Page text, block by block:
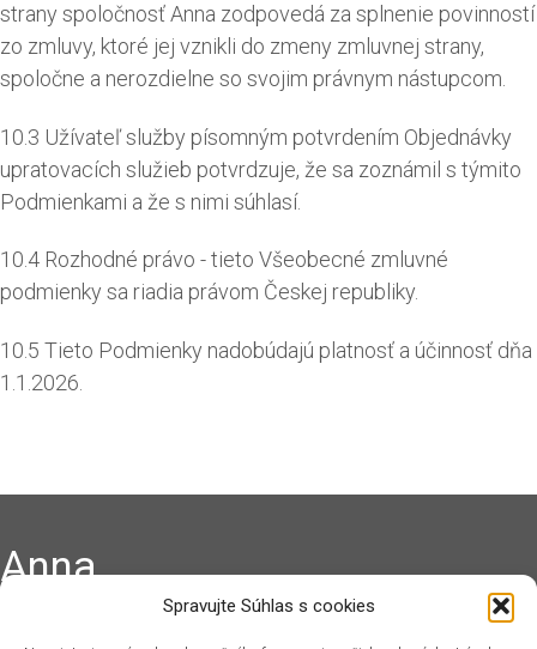
Spravujte Súhlas s cookies
strany spoločnosť Anna zodpovedá za splnenie povinností
zo zmluvy, ktoré jej vznikli do zmeny zmluvnej strany,
spoločne a nerozdielne so svojim právnym nástupcom.
10.3 Užívateľ služby písomným potvrdením Objednávky
upratovacích služieb potvrdzuje, že sa zoznámil s týmito
Podmienkami a že s nimi súhlasí.
10.4 Rozhodné právo - tieto Všeobecné zmluvné
podmienky sa riadia právom Českej republiky.
10.5 Tieto Podmienky nadobúdajú platnosť a účinnosť dňa
1.1.2026.
Anna
Vrhnite sa do práce s čistým stolom a upratovanie